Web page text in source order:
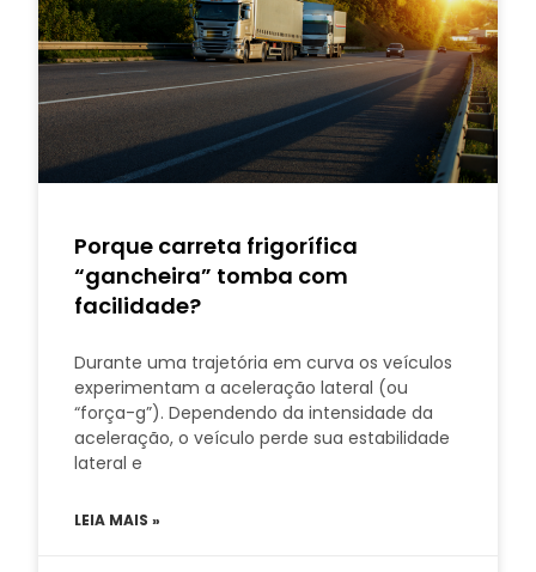
Porque carreta frigorífica
“gancheira” tomba com
facilidade?
Durante uma trajetória em curva os veículos
experimentam a aceleração lateral (ou
“força-g”). Dependendo da intensidade da
aceleração, o veículo perde sua estabilidade
lateral e
LEIA MAIS »